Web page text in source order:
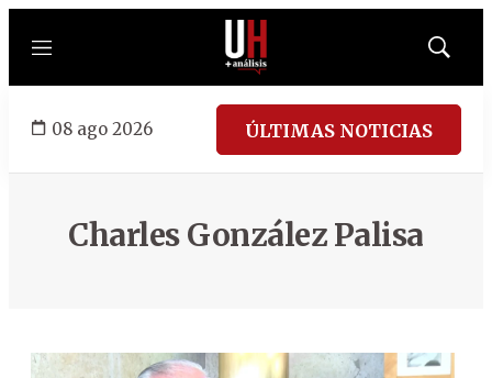
Menú
Mostrar
08 ago 2026 ÚLTIMAS NOTICIAS
Charles González Palisa